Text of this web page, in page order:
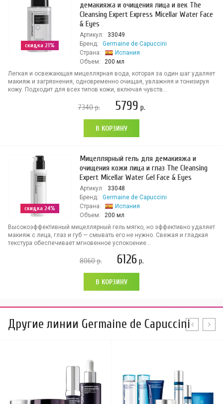
скидка 21%
демакияжа и очищения лица и век The
Cleansing Expert Express Micellar Water Face
& Eyes
Артикул:
33049
Бренд:
Germaine de Capuccini
Страна:
Испания
Объем:
200 мл
Легкая и освежающая мицеллярная вода, которая за один шаг удаляет
макияж и загрязнения, одновременно очищая, увлажняя и тонизируя
кожу. Подходит для всех типов кожи, включая чувств...
7340р. 5799 р.
В КОРЗИНУ
скидка 24%
Мицеллярный гель для демакияжа и
очищения кожи лица и глаз The Cleansing
Expert Micellar Water Gel Face & Eyes
Артикул:
33048
Бренд:
Germaine de Capuccini
Страна:
Испания
Объем:
200 мл
Высокоэффективный мицеллярный гель мягко, но эффективно удаляет
макияж с лица, глаз и губ — смывать его не нужно. Свежая и гладкая
текстура обеспечивает мгновенное успокоение...
8060р. 6126р.
В КОРЗИНУ
Другие линии Germaine de Capuccini